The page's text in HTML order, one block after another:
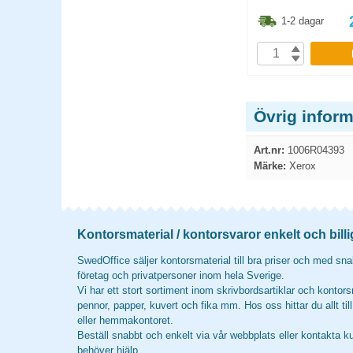
1-2 dagar
Övrig
Art.nr: 1006R04393
Märke: Xerox
Kontorsmaterial / kontorsvaror enkelt och
SwedOffice säljer kontorsmaterial till bra priser och med
företag och privatpersoner inom hela Sverige.
Vi har ett stort sortiment inom skrivbordsartiklar och
pennor, papper, kuvert och fika mm. Hos oss hittar du allt
eller hemmakontoret.
Beställ snabbt och enkelt via vår webbplats eller kontakta
behöver hjälp.